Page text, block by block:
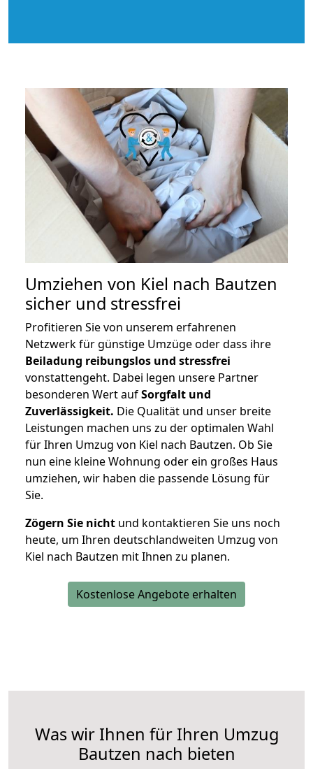
Umziehen von Kiel nach Bautzen
sicher und stressfrei
Profitieren Sie von unserem erfahrenen
Netzwerk für günstige Umzüge oder dass ihre
Beiladung reibungslos und stressfrei
vonstattengeht. Dabei legen unsere Partner
besonderen Wert aufSorgfalt und
Zuverlässigkeit. Die Qualität und unser breite
Leistungen machen uns zu der optimalen Wahl
für Ihren Umzug von Kiel nach Bautzen. Ob Sie
nun eine kleine Wohnung oder ein großes Haus
umziehen, wir haben die passende Lösung für
Sie.
Zögern Sie nicht und kontaktieren Sie uns noch
heute, um Ihren deutschlandweiten Umzug von
Kiel nach Bautzen mit Ihnen zu planen.
Kostenlose Angebote erhalten
Was wir Ihnen für Ihren Umzug
Bautzen nach bieten